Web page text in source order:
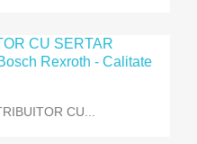
CU...